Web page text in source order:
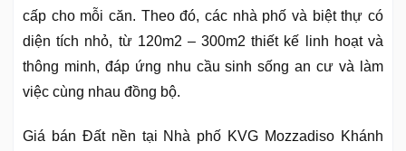
cấp cho mỗi căn. Theo đó, các nhà phố và biệt thự có
diện tích nhỏ, từ 120m2 – 300m2 thiết kế linh hoạt và
thông minh, đáp ứng nhu cầu sinh sống an cư và làm
việc cùng nhau đồng bộ.
Giá bán Đất nền tại Nhà phố KVG Mozzadiso Khánh